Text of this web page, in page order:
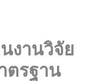
งานวิจัย
ตรฐาน